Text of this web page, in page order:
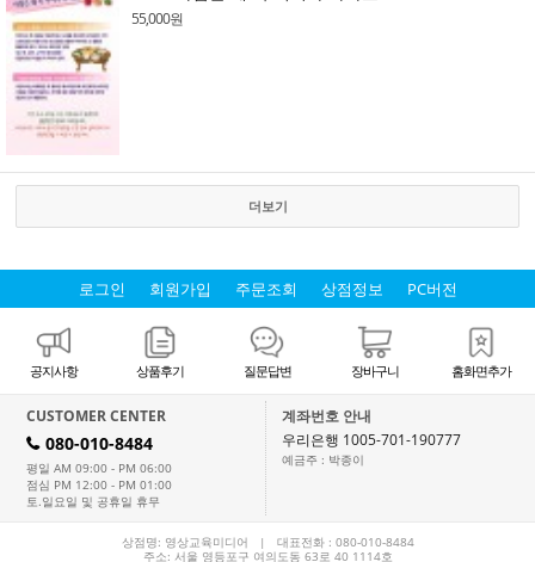
55,000원
더보기
로그인 회원가입 주문조회 상점정보 PC버전
공지사항 상품후기 질문답변 장바구니 홈화면추가
CUSTOMER CENTER
H 080-010-8484
평일 AM 09:00 - PM 06:00
점심 PM 12:00 - PM 01:00
토.일요일 및 공휴일 휴무
계좌번호 안내
우리은행 1005-701-190777
예금주 : 박종이
상점명: 영상교육미디어 | 대표전화 : 080-010-8484
주소: 서울 영등포구 여의도동 63로 40 1114호